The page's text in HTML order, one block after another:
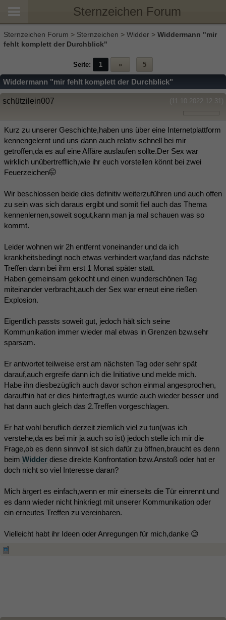
Sternzeichen Forum
Sternzeichen Forum > Sternzeichen > Widder > Widdermann "mir
fehlt komplett der Durchblick"
Seite: 1 » 5
Widdermann "mir fehlt komplett der Durchblick"
(11.10.2022 12:31)
schützilein007
Kurz zu unserer Geschichte,haben uns über eine Internetplattform
kennengelernt und uns dann auch relativ schnell bei mir
getroffen,da es auf eine Affäre auslaufen sollte.Der Sex war
wirklich unübertrefflich,wie ihr euch vorstellen könnt bei zwei
Feuerzeichen🤭
Wir beschlossen beide dies definitiv weiterzuführen und auch offen
zu sein was sich daraus ergibt und somit fiel auch das Thema
kennenlernen,soweit sogut,kann man ja mal schauen was so
kommt.
Leider wohnen wir 2h entfernt voneinander und da ich
krankheitsbedingt noch etwas verhindert war,fand das nächste
Treffen dann bei ihm erst 1 Monat später statt.
Haben gemeinsam gekocht und einen wunderschönen Tag
miteinander verbracht,auch der Sex war erneut eine rießen
Explosion.
Eigentlich passts soweit gut, jedoch hält sich seine
Kommunikation immer wieder mal etwas in Grenzen bzw.sehr
sparsam.
Er antwortet teilweise erst am nächsten Tag oder sehr spät
darauf,auch ergreife dann ich die Initiative und melde mich.
Habe ihn diesbezüglich auch davor schon einmal angesprochen,
daraufhin hat er dies hinterfragt,es wurde auch wieder besser und
hat dann auch gleich das 2.Treffen vorgeschlagen.
Er hat wohl beruflich derzeit ziemlich viel zu tun(was ich
verstehe,da es bei mir ja auch so ist) jedoch stelle ich mir die
Frage,ob es denn sinnvoll ist sich dafür zu öffnen,braucht es denn
beim Widder diese direkte Konfrontation bzw.Anstoß oder hat er
doch nicht so viel Interesse daran?
Mich ärgert es einfach,wenn er mir einerseits die Tür einrennt und
es dann wieder nicht hinkriegt mit unserer Kommunikation oder
ein erneutes Treffen zu vereinbaren.
Vielleicht habt ihr Ideen oder Anregungen für mich,danke 😊